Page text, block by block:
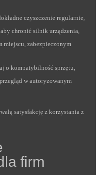
czyszczenie regularnie,
chronić silnik urządzenia,
miejscu, zabezpieczonym
o kompatybilność sprzętu,
w autoryzowanym
satysfakcję z korzystania z
firm